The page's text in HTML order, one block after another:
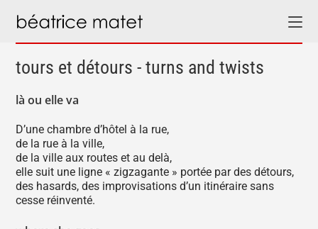
tours et détours - turns and twists
là ou elle va
D’une chambre d’hôtel à la rue,
de la rue à la ville,
de la ville aux routes et au delà,
elle suit une ligne « zigzagante » portée par des détours,
des hasards, des improvisations d’un itinéraire sans
cesse réinventé.